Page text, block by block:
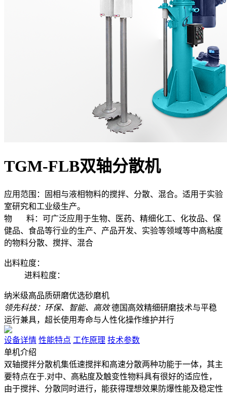
TGM-FLB双轴分散机
应用范围：
固相与液相物料的搅拌、分散、混合。适用于实验
室研究和工业级生产。
物 料： 可广泛应用于生物、医药、精细化工、化妆品、保
健品、食品等行业的生产、产品开发、实验等领域等中高粘度
的物料分散、搅拌、混合
出料粒度：
进料粒度：
纳米级高品质研磨优选砂磨机
领先科技：环保、智能、高效 德国高效精细研磨技术与平稳
运行兼具，超长使用寿命与人性化操作维护并行
设备详情 性能特点 工作原理 技术参数
单机介绍
双轴搅拌分散机集低速搅拌和高速分散两种功能于一体，其主
要特点在于.对中、高粘度及触变性物料具有很好的适应性，
由于搅拌、分散同时进行，能获得理想效果防爆性能及稳定性